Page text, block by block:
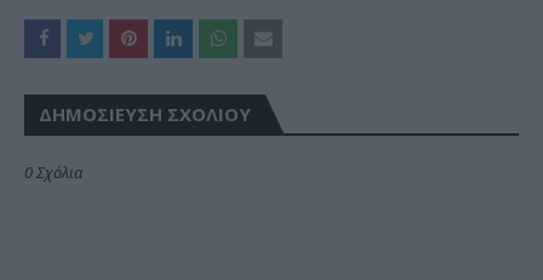
ΔΗΜΟΣΊΕΥΣΗ ΣΧΟΛΊΟΥ
0 Σχόλια